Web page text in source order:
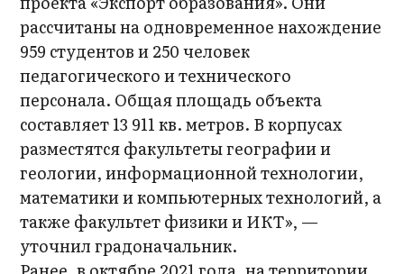
рассчитаны на одновременное нахождение
959 студентов и 250 человек
педагогического и технического
персонала. Общая площадь объекта
составляет 13 911 кв. метров. В корпусах
разместятся факультеты географии и
геологии, информационной технологии,
математики и компьютерных технологий, а
также факультет физики и ИКТ», —
уточнил градоначальник.